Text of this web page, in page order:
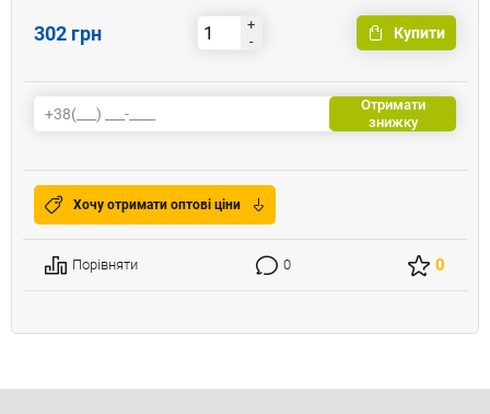
302 грн
+
-
Купити
Отримати
знижку
Хочу отримати оптові ціни
Порівняти 0 0